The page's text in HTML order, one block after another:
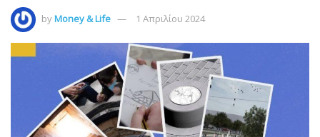
byMoney & Life 1 Απριλίου 2024